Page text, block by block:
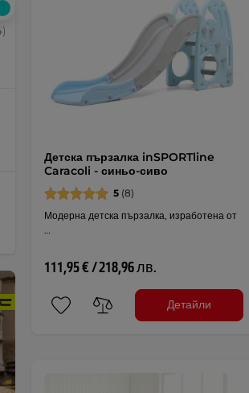
Детска пързалка inSPORTline
Caracoli - синьо-сиво
5 (8)
Модерна детска пързалка, изработена от
111,95 € / 218,96 лв.
Детайли